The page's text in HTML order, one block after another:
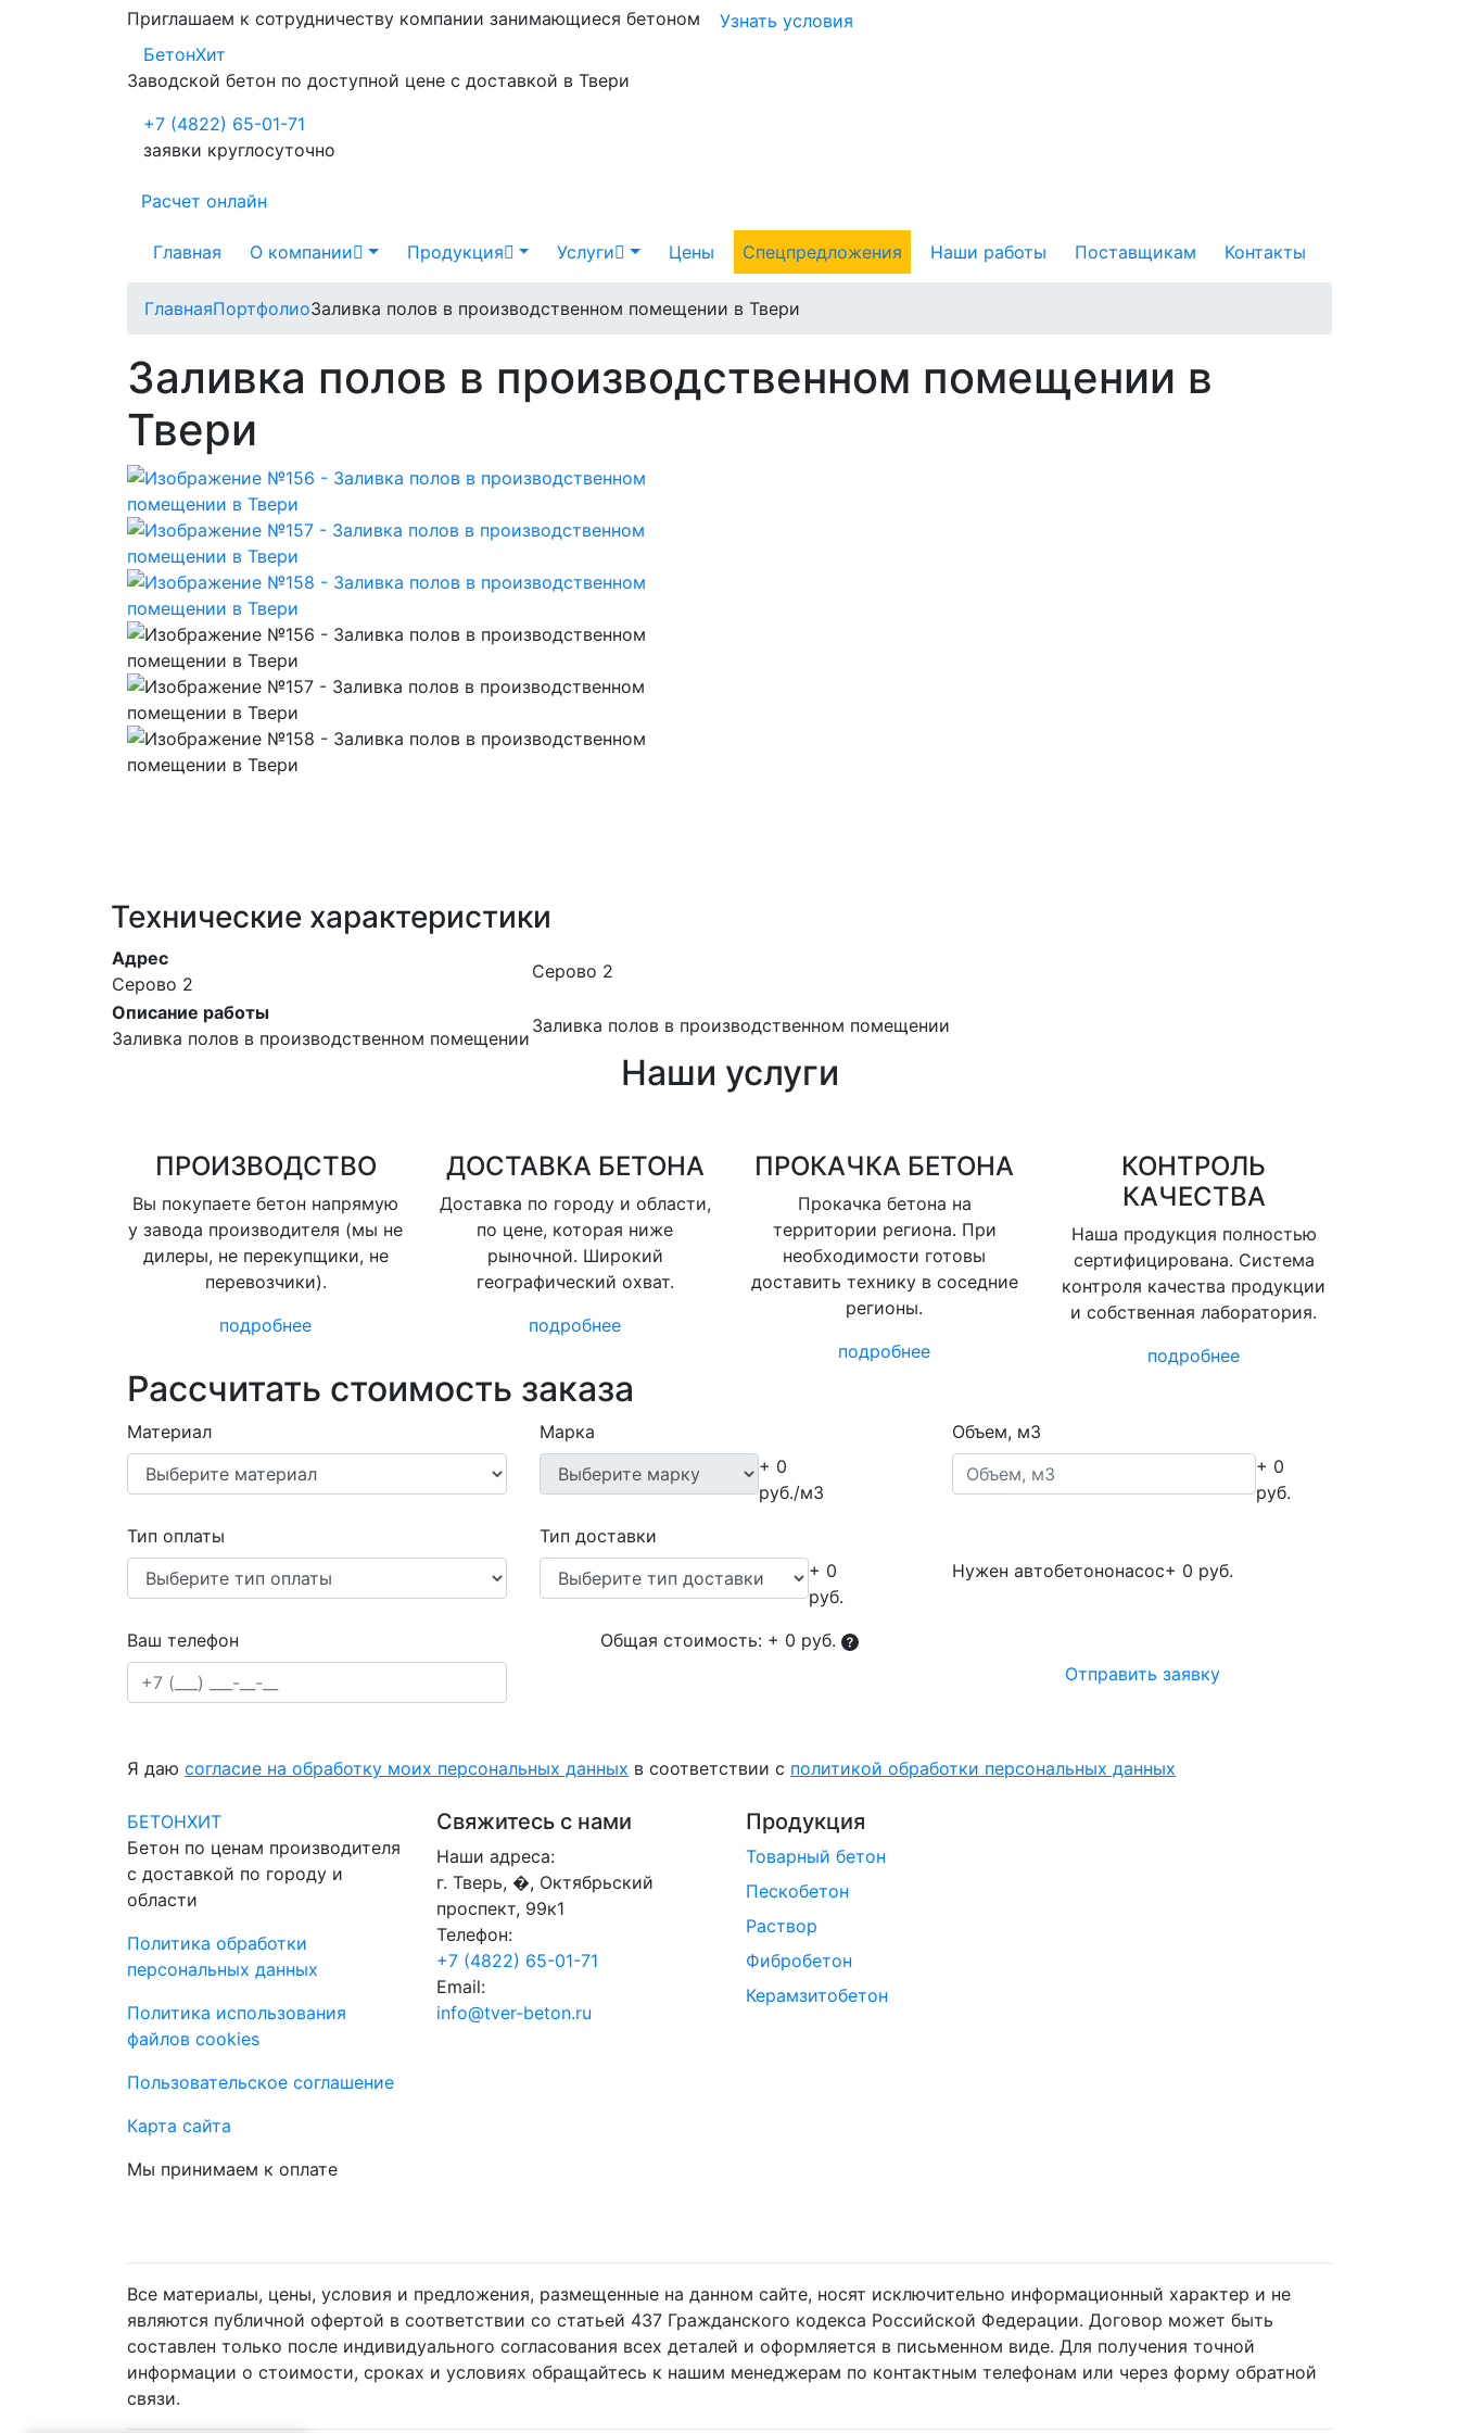
Приглашаем к сотрудничеству компании занимающиеся бетоном
Узнать условия
БетонХит
Заводской бетон по доступной цене с доставкой в Твери
+7 (4822) 65-01-71
заявки круглосуточно
Расчет онлайн
Главная О компании Продукция Услуги Цены Спецпредложения Наши работы Поставщикам Контакты
ГлавнаяПортфолиоЗаливка полов в производственном помещении в Твери
Заливка полов в производственном помещении в
Твери
Технические характеристики
Адрес
Серово 2
Серово 2
Описание работы
Заливка полов в производственном помещении
Заливка полов в производственном помещении
Наши услуги
ПРОИЗВОДСТВО
Вы покупаете бетон напрямую
у завода производителя (мы не
дилеры, не перекупщики, не
перевозчики).
подробнее
ДОСТАВКА БЕТОНА
Доставка по городу и области,
по цене, которая ниже
рыночной. Широкий
географический охват.
подробнее
ПРОКАЧКА БЕТОНА
Прокачка бетона на
территории региона. При
необходимости готовы
доставить технику в соседние
регионы.
подробнее
КОНТРОЛЬ
КАЧЕСТВА
Наша продукция полностью
сертифицирована. Система
контроля качества продукции
и собственная лаборатория.
подробнее
Рассчитать стоимость заказа
Материал
Марка
+ 0
руб./м3
Объем, м3
+ 0
руб.
Тип оплаты
Тип доставки
+ 0
руб.
Нужен автобетононасос+ 0 руб.
Ваш телефон Общая стоимость: + 0 руб.
Отправить заявку
Я даю согласие на обработку моих персональных данных в соответствии с политикой обработки персональных данных
БЕТОНХИТ
Бетон по ценам производителя
с доставкой по городу и
области
Политика обработки
персональных данных
Политика использования
файлов cookies
Пользовательское соглашение
Карта сайта
Мы принимаем к оплате
Свяжитесь с нами
Наши адреса:
г. Тверь, �, Октябрьский
проспект, 99к1
Телефон:
+7 (4822) 65-01-71
Email:
info@tver-beton.ru
Продукция
Товарный бетон
Пескобетон
Раствор
Фибробетон
Керамзитобетон
Все материалы, цены, условия и предложения, размещенные на данном сайте, носят исключительно информационный характер и не
являются публичной офертой в соответствии со статьей 437 Гражданского кодекса Российской Федерации. Договор может быть
составлен только после индивидуального согласования всех деталей и оформляется в письменном виде. Для получения точной
информации о стоимости, сроках и условиях обращайтесь к нашим менеджерам по контактным телефонам или через форму обратной
связи.